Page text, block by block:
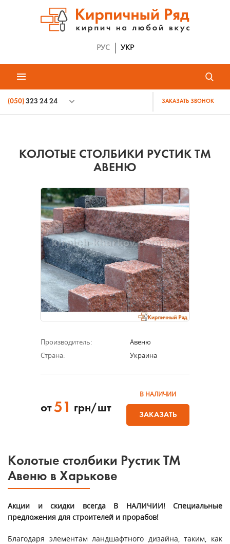
РУС УКР
(050) 323 24 24 ЗАКАЗАТЬ ЗВОНОК
КОЛОТЫЕ СТОЛБИКИ РУСТИК ТМ
АВЕНЮ
Производитель:
Авеню
Страна:
Украина
от 51 грн/шт
В НАЛИЧИИ
ЗАКАЗАТЬ
Колотые столбики Рустик ТМ
Авеню в Харькове
Акции и скидки всегда В НАЛИЧИИ! Специальные
предложения для строителей и прорабов!
Благодаря элементам ландшафтного дизайна, таким, как